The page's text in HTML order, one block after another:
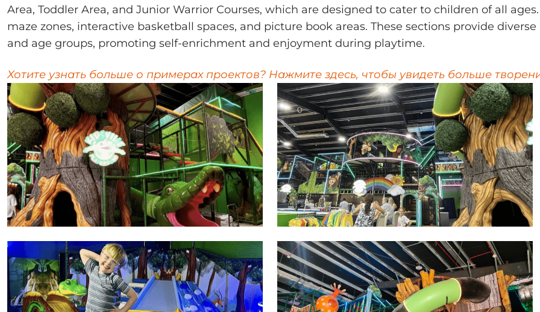
Area, Toddler Area, and Junior Warrior Courses, which are designed to cater to children of all
maze zones, interactive basketball spaces, and picture book areas. These sections provide
and age groups, promoting self-enrichment and enjoyment during playtime.
Хотите узнать больше о примерах проектов? Нажмите здесь, чтобы увидеть больше